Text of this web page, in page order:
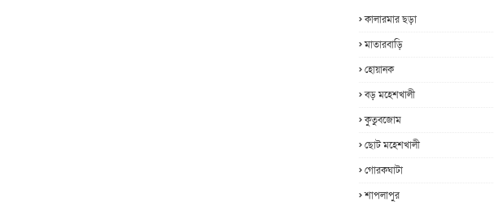
কালারমার ছড়া
মাতারবাড়ি
হোয়ানক
বড় মহেশখালী
কুতুবজোম
ছোট মহেশখালী
গোরকঘাটা
শাপলাপুর